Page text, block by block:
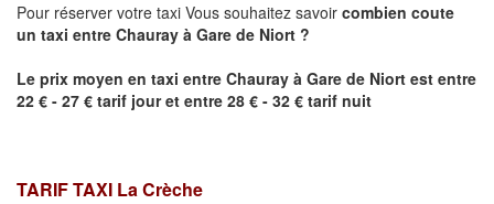
Pour réserver votre taxi Vous souhaitez savoir combien coute
un taxi entre Chauray à Gare de Niort ?
Le prix moyen en taxi entre Chauray à Gare de Niort est entre
22 € - 27 € tarif jour et entre 28 € - 32 € tarif nuit
TARIF TAXI La Crèche